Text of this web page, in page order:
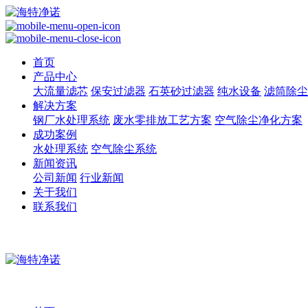
首页
产品中心
大流量滤芯 保安过滤器 石英砂过滤器 纯水设备 滤筒除
解决方案
钢厂水处理系统 废水零排放工艺方案 空气除尘净化方案
成功案例
水处理系统 空气除尘系统
新闻资讯
公司新闻 行业新闻
关于我们
联系我们